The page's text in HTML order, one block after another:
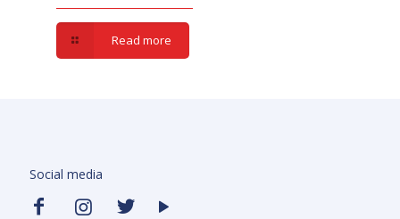
Read more
Social media